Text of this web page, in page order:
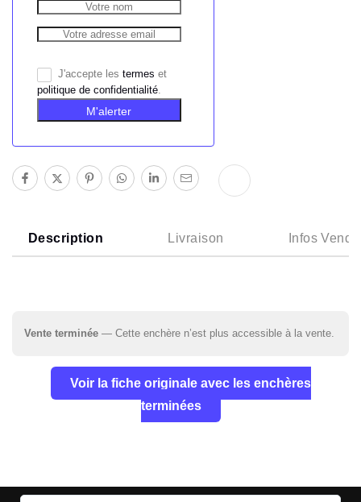
J'accepte les termes et
politique de confidentialité.
M'alerter
Description Livraison Infos
Vente terminée — Cette enchère n’est plus accessible à la vente.
Voir la fiche originale avec les enchères
terminées